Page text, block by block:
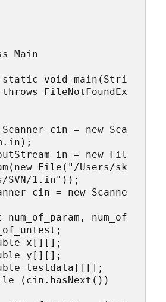
Main
void main(Stri
FileNotFoundEx
cin = new Sca
in = new Fil
File("/Users/sk
SVN/1.in"));
cin = new Scanne
num_of
x[][];
y[][];
testdata[][];